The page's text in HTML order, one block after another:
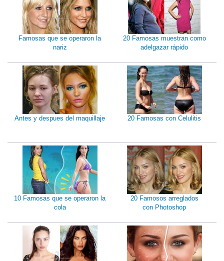
Famosas que se operaron la
nariz
20 Famosas muestran como
adelgazar rápido
Antes y despues del maquillaje 20 Famosas con Celulitis
10 Famosas que se operaron la
cola
20 Famosos arreglados
con Photoshop